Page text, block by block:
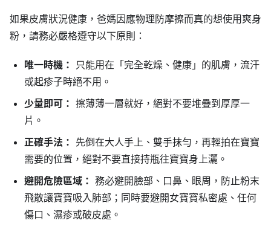
如果皮膚狀況健康，爸媽因應物理防摩擦而真的想使用爽身
粉，請務必嚴格遵守以下原則：
唯一時機：
只能用在「完全乾燥、健康」的肌膚，流汗
或起疹子時絕不用。
少量即可： 擦薄薄一層就好，絕對不要堆疊到厚厚一
片。
正確手法： 先倒在大人手上、雙手抹勻，再輕拍在寶寶
需要的位置，絕對不要直接持瓶往寶寶身上灑。
避開危險區域： 務必避開臉部、口鼻、眼周，防止粉末
飛散讓寶寶吸入肺部；同時要避開女寶寶私密處、任何
傷口、濕疹或破皮處。